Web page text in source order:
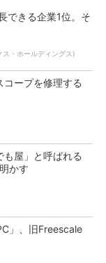
できる企業1位。そ
ス・ホールディングス)
ープを修理する
屋」と呼ばれる
かす
」、旧Freescale